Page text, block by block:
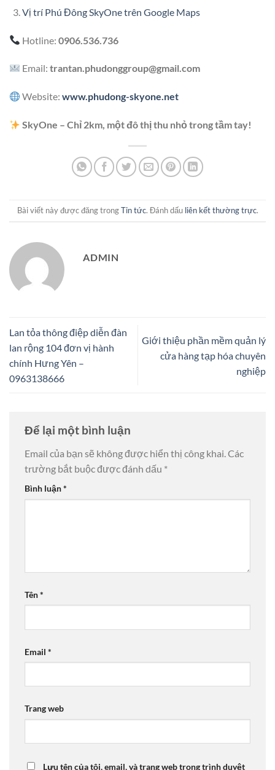
Vị trí Phú Đông SkyOne trên Google Maps
Hotline:0906.536.736
Email:trantan.phudonggroup@gmail.com
Website:www.phudong-skyone.net
SkyOne – Chỉ 2km, một đô thị thu nhỏ trong tầm tay!
Bài viết này được đăng trongTin tức. Đánh dấu liên kết thường trực.
ADMIN
Lan tỏa thông điệp diễn đàn
lan rộng 104 đơn vị hành
chính Hưng Yên –
0963138666
Giới thiệu phần mềm quản lý
cửa hàng tạp hóa chuyên
nghiệp
Để lại một bình luận
Email của bạn sẽ không được hiển thị công khai.Các
trường bắt buộc được đánh dấu *
Bình luận*
Tên*
Email *
Trang web
Lưu tên của tôi, email, và trang web trong trình duyệt